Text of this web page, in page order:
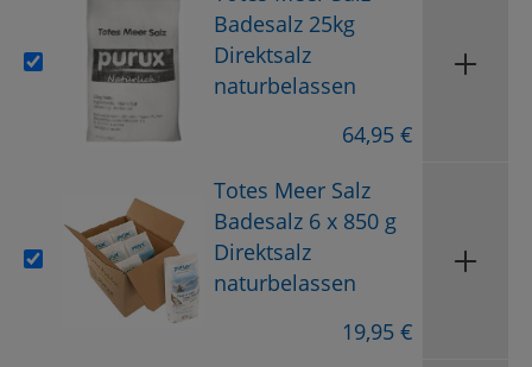
Badesalz 25kg
Direktsalz
naturbelassen
64,95 €
Totes Meer Salz
Badesalz 6 x 850 g
Direktsalz
naturbelassen
19,95 €